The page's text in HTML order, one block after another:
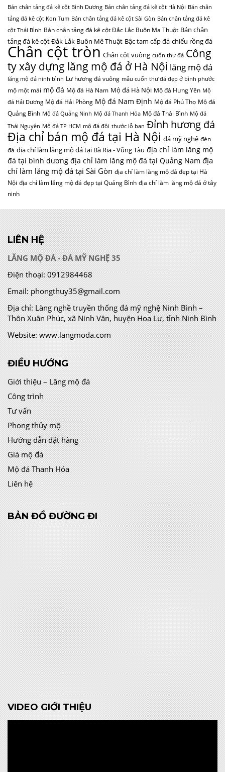
Bán chân tảng đá kê cột Bình Dương Bán chân tảng đá kê cột Hà Nội Bán chân
tảng đá kê cột Kon Tum Bán chân tảng đá kê cột Sài Gòn Bán chân tảng đá kê
cột Thái Bình Bán chân tảng đá kê cột Đắc Lắc Buôn Ma Thuột Bán chân
tảng đá kê cột Đắk Lắk Buôn Mê Thuật Bậc tam cấp đá chiếu rồng đá
Chân cột tròn Chân cột vuông cuốn thư đá Công
ty xây dựng lăng mộ đá ở Hà Nội lăng mộ đá
lăng mộ đá ninh bình Lư hương đá vuông mẫu cuốn thư đá đẹp ở bình phước
mộ một mái mộ đá Mộ đá Hà Nam Mộ đá Hà Nội Mộ đá Hưng Yên Mộ
đá Hải Dương Mộ đá Hải Phòng Mộ đá Nam Định Mộ đá Phú Thọ Mộ đá
Quảng Bình Mộ đá Quảng Ninh Mộ đá Thanh Hóa Mộ đá Thái Bình Mộ đá
Thái Nguyên Mộ đá TP HCM mộ đá đôi thước lỗ ban Đỉnh hương đá
Địa chỉ bán mộ đá tại Hà Nội đá mỹ nghệ đèn
đá địa chỉ làm lăng mộ đá tại Bà Rịa - Vũng Tàu địa chỉ làm lăng mộ
đá tại bình dương địa chỉ làm lăng mộ đá tại Quảng Nam địa
chỉ làm lăng mộ đá tại Sài Gòn địa chỉ làm lăng mộ đá đẹp tại Hà
Nội địa chỉ làm lăng mộ đá đẹp tại Quảng Bình địa chỉ làm lăng mộ đá ở tây
ninh
LIÊN HỆ
LĂNG MỘ ĐÁ - ĐÁ MỸ NGHỆ 35
Điện thoại: 0912984468
Email: phongthuy35@gmail.com
Địa chỉ:Làng nghề truyền thống đá mỹ nghệ Ninh Bình –
Thôn Xuân Phúc, xã Ninh Vân, huyện Hoa Lư, tỉnh Ninh Bình
Website: www.langmoda.com
ĐIỀU HƯỚNG
Giới thiệu – Lăng mộ đá
Công trình
Tư vấn
Phong thủy mộ
Hướng dẫn đặt hàng
Giá mộ đá
Mộ đá Thanh Hóa
Liên hệ
BẢN ĐỒ ĐƯỜNG ĐI
VIDEO GIỚI THIỆU